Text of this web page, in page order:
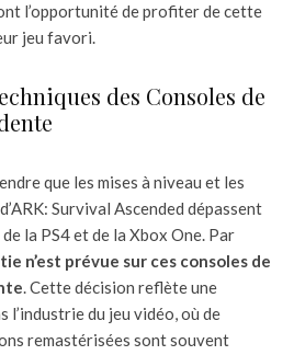
l’opportunité de profiter de cette
jeu favori.
des Consoles de
que les mises à niveau et les
Survival Ascended dépassent
la PS4 et de la Xbox One. Par
n’est prévue sur ces consoles de
. Cette décision reflète une
l’industrie du jeu vidéo, où de
remastérisées sont souvent